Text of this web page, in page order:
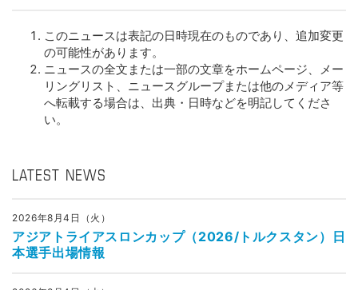
このニュースは表記の日時現在のものであり、追加変更
の可能性があります。
ニュースの全文または一部の文章をホームページ、メー
リングリスト、ニュースグループまたは他のメディア等
へ転載する場合は、出典・日時などを明記してくださ
い。
LATEST NEWS
2026年8月4日（火）
アジアトライアスロンカップ（2026/トルクスタン）日
本選手出場情報